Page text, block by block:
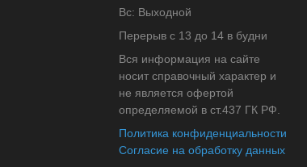
Вс: Выходной
Перерыв с 13 до 14 в будни
Вся информация на сайте
носит справочный характер и
не является офертой
определяемой в ст.437 ГК РФ.
Политика конфиденциальности
Согласие на обработку данных